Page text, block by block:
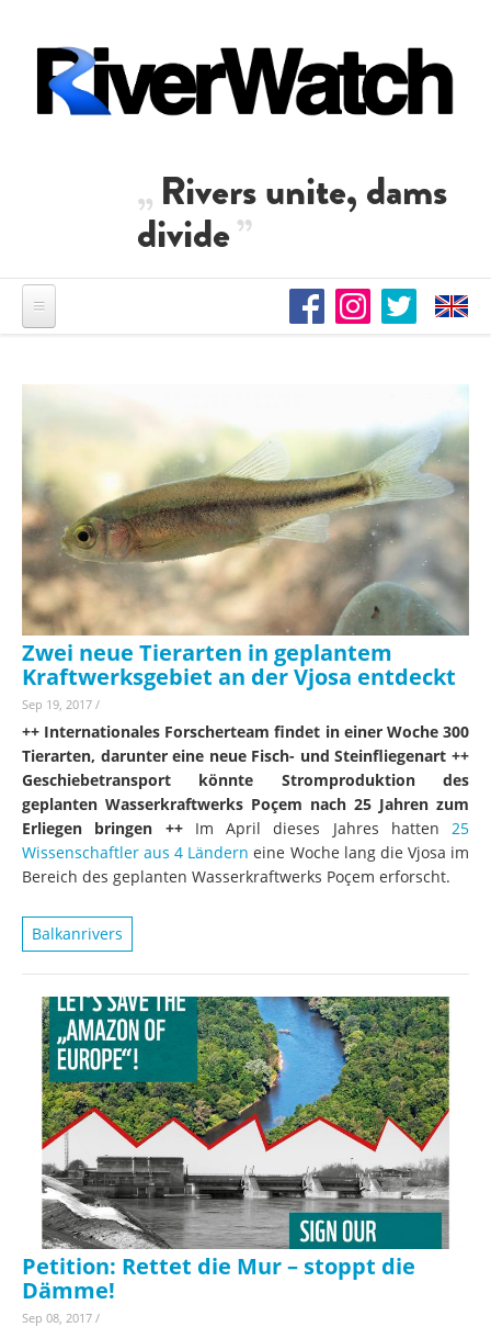
Rivers unite, dams
divide
Zwei neue Tierarten in geplantem
Kraftwerksgebiet an der Vjosa entdeckt
Sep 19, 2017 /
++ Internationales Forscherteam findet in einer Woche 300
Tierarten, darunter eine neue Fisch- und Steinfliegenart ++
Geschiebetransport könnte Stromproduktion des
geplanten Wasserkraftwerks Poçem nach 25 Jahren zum
Erliegen bringen ++ Im April dieses Jahres hatten 25
Wissenschaftler aus 4 Ländern eine Woche lang die Vjosa im
Bereich des geplanten Wasserkraftwerks Poçem erforscht.
Balkanrivers
Petition: Rettet die Mur – stoppt die
Dämme!
Sep 08, 2017 /